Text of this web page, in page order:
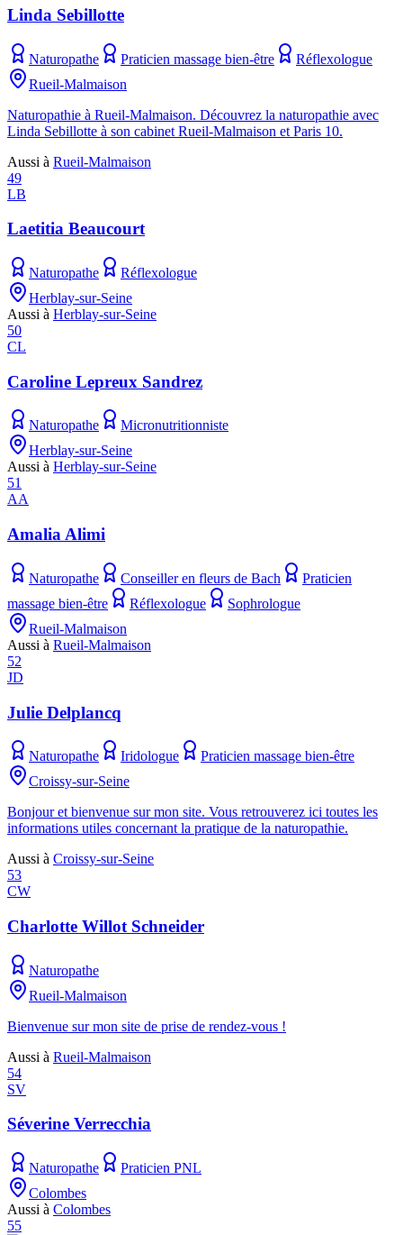
Linda Sebillotte
Naturopathe Praticien massage bien-être
Réflexologue
Rueil-Malmaison
Naturopathie à Rueil-Malmaison. Découvrez la naturopathie avec
Linda Sebillotte à son cabinet Rueil-Malmaison et Paris 10.
Aussi à Rueil-Malmaison
49
LB
Laetitia Beaucourt
Naturopathe
Réflexologue
Herblay-sur-Seine
Aussi à Herblay-sur-Seine
50
CL
Caroline Lepreux Sandrez
Naturopathe
Micronutritionniste
Herblay-sur-Seine
Aussi à Herblay-sur-Seine
51
AA
Amalia Alimi
Naturopathe Conseiller en fleurs de Bach
Praticien
massage bien-être
Réflexologue
Sophrologue
Rueil-Malmaison
Aussi à Rueil-Malmaison
52
JD
Julie Delplancq
Naturopathe Iridologue
Praticien massage bien-être
Croissy-sur-Seine
Bonjour et bienvenue sur mon site. Vous retrouverez ici toutes les
informations utiles concernant la pratique de la naturopathie.
Aussi à Croissy-sur-Seine
53
CW
Charlotte Willot Schneider
Naturopathe
Rueil-Malmaison
Bienvenue sur mon site de prise de rendez-vous !
Aussi à Rueil-Malmaison
54
SV
Séverine Verrecchia
Naturopathe
Praticien PNL
Colombes
Aussi à Colombes
55